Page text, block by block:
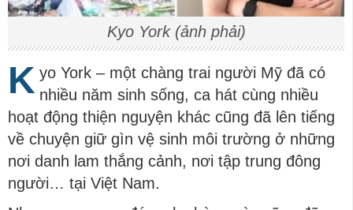
Kyo York (ảnh phải)
K yo York – một chàng trai người Mỹ đã có
nhiều năm sinh sống, ca hát cùng nhiều
hoạt động thiện nguyện khác cũng đã lên tiếng
về chuyện giữ gìn vệ sinh môi trường ở những
nơi danh lam thắng cảnh, nơi tập trung đông
người… tại Việt Nam.